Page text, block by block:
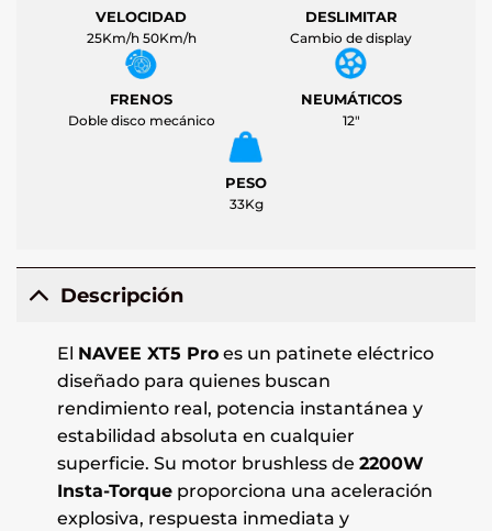
VELOCIDAD
25Km/h 50Km/h
DESLIMITAR
Cambio de display
FRENOS
Doble disco mecánico
NEUMÁTICOS
12"
PESO
33Kg
Descripción
El NAVEE XT5 Proes un patinete eléctrico
diseñado para quienes buscan
rendimiento real, potencia instantánea y
estabilidad absoluta en cualquier
superficie. Su motor brushless de 2200W
Insta-Torqueproporciona una aceleración
explosiva, respuesta inmediata y